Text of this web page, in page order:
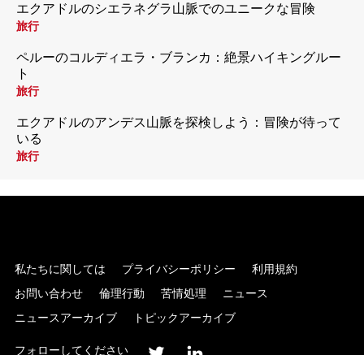
エクアドルのシエラネグラ山脈でのユニークな冒険
旅行
ペルーのコルディエラ・ブランカ：絶景ハイキングルー
ト
旅行
エクアドルのアンデス山脈を探検しよう：冒険が待って
いる
旅行
私たちに関しては プライバシーポリシー
利用規約
お問い合わせ
倫理行動 苦情処理
ニュース
ニュースアーカイブ
トピックアーカイブ
フォローしてください